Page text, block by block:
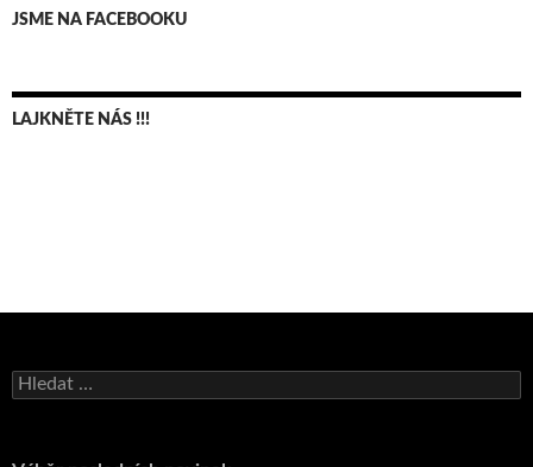
JSME NA FACEBOOKU
LAJKNĚTE NÁS !!!
Vyhledávání
Bruno Belan se radoval z triumfu na domácí dráze!